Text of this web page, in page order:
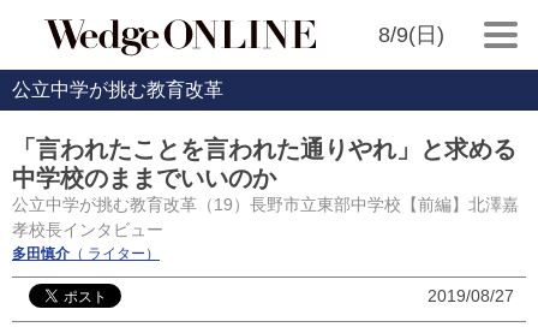
8/9(日)
公立中学が挑む教育改革
「言われたことを言われた通りやれ」と求める
中学校のままでいいのか
公立中学が挑む教育改革（19）長野市立東部中学校【前編】北澤嘉
孝校長インタビュー
多田慎介 （ ライター）
2019/08/27